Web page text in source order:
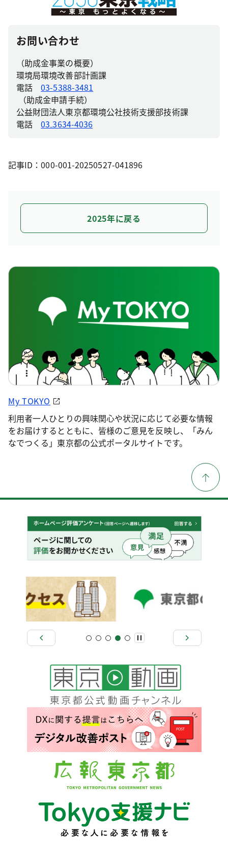
お問い合わせ
（助成金事業の概要）
環境局環境改善部計画課
電話03-5388-3481
（助成金申請手続）
公益財団法人東京都環境公社技術支援部技術課
電話03₋3634-4036
記事ID：000-001-20250527-041896
2025年に戻る
My TOKYO
利用者一人ひとりの興味関心や状況に応じて必要な情報
をお届けするとともに、皆様のご意見を反映し、「みん
なでつくる」東京都の公式ポータルサイトです。